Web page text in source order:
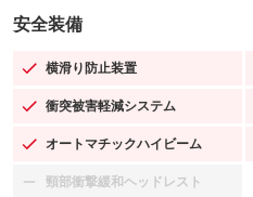
安全装備
横滑り防止装置
：装備あり
衝突被害軽減システム
：装備あり
オートマチックハイビーム
：装備あり
頸部衝撃緩和ヘッドレスト
：装備なし